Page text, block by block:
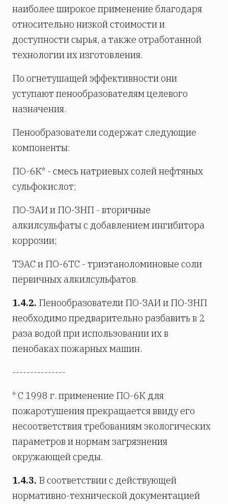
наиболее широкое применение благодаря
относительно низкой стоимости и
доступности сырья, а также отработанной
технологии их изготовления.
По огнетушащей эффективности они
уступают пенообразователям целевого
назначения.
Пенообразователи содержат следующие
компоненты:
ПО-6К* - смесь натриевых солей нефтяных
сульфокислот;
ПО-ЗАИ и ПО-ЗНП - вторичные
алкилсульфаты с добавлением ингибитора
коррозии;
ТЭАС и ПО-6ТС - триэтаноломиновые соли
первичных алкилсульфатов.
1.4.2. Пенообразователи ПО-ЗАИ и ПО-ЗНП
необходимо предварительно разбавить в 2
раза водой при использовании их в
пенобаках пожарных машин.
---------------
* С 1998 г. применение ПО-6К для
пожаротушения прекращается ввиду его
несоответствия требованиям экологических
параметров и нормам загрязнения
окружающей среды.
1.4.3. В соответствии с действующей
нормативно-технической документацией